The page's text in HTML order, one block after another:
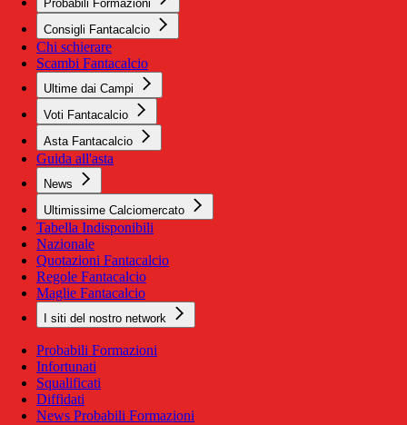
Probabili Formazioni
Consigli Fantacalcio
Chi schierare
Scambi Fantacalcio
Ultime dai Campi
Voti Fantacalcio
Asta Fantacalcio
Guida all'asta
News
Ultimissime Calciomercato
Tabella Indisponibili
Nazionale
Quotazioni Fantacalcio
Regole Fantacalcio
Maglie Fantacalcio
I siti del nostro network
Probabili Formazioni
Infortunati
Squalificati
Diffidati
News Probabili Formazioni